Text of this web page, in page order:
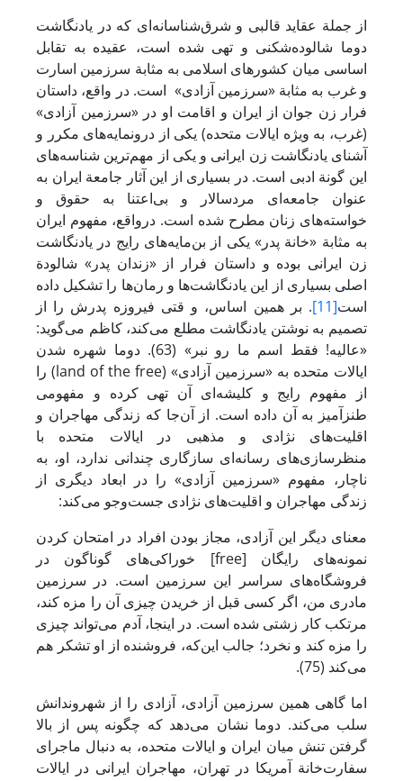
از جملة عقاید قالبی و شرق‌شناسانه‌ای که در یادنگاشت
دوما شالوده‌شکنی و تهی شده است، عقیده به تقابل
اساسی میان کشورهای اسلامی به مثابة سرزمین اسارت
و غرب به مثابة «سرزمین آزادی» است. در واقع، داستان
فرار زن جوان از ایران و اقامت او در «سرزمین آزادی»
(غرب، به ویژه ایالات متحده) یکی از درونمایه‌های مکرر و
آشنای یادنگاشت زن ایرانی و یکی از مهم‌ترین شناسه‌های
این گونة ادبی است. در بسیاری از این آثار جامعة ایران به
عنوان جامعه‌ای مردسالار و بی‌اعتنا به حقوق و
خواسته‌های زنان مطرح شده است. درواقع، مفهوم ایران
به مثابة «خانة پدر» یکی از بن‌مایه‌های رایج در یادنگاشت
زن ایرانی بوده و داستان فرار از «زندان پدر» شالودة
اصلی بسیاری از این یادنگاشت‌ها و رمان‌ها را تشکیل داده
است[11]
. بر همین اساس، و قتی فیروزه پدرش را از
تصمیم به نوشتن یادنگاشت مطلع می‌کند، کاظم می‌گوید:
«عالیه! فقط اسم ما رو نبر» (63). دوما شهره شدن
ایالات متحده به «سرزمین آزادی» (land of the free) را
از مفهوم رایج و کلیشه‌ای آن تهی کرده و مفهومی
طنزآمیز به آن داده است. از آن‌جا که زندگی مهاجران و
اقلیت‌های نژادی و مذهبی در ایالات متحده با
منظرسازی‌های رسانه‌ای سازگاری چندانی ندارد، او، به
ناچار، مفهوم «سرزمین آزادی» را در ابعاد دیگری از
زندگی مهاجران و اقلیت‌های نژادی جست‌وجو می‌کند:
معنای دیگر این آزادی، مجاز بودن افراد در امتحان کردن
نمونه‌های رایگان [free] خوراکی‌های گوناگون در
فروشگاه‌های سراسر این سرزمین است. در سرزمین
مادری من، اگر کسی قبل از خریدن چیزی آن را مزه کند،
مرتکب کار زشتی شده است. در اینجا، آدم می‌تواند چیزی
را مزه کند و نخرد؛ جالب این‌که، فروشنده از او تشکر هم
می‌کند (75).
اما گاهی همین سرزمین آزادی، آزادی را از شهروندانش
سلب می‌کند. دوما نشان می‌دهد که چگونه پس از بالا
گرفتن تنش میان ایران و ایالات متحده، به دنبال ماجرای
سفارت‌خانة آمریکا در تهران، مهاجران ایرانی در ایالات